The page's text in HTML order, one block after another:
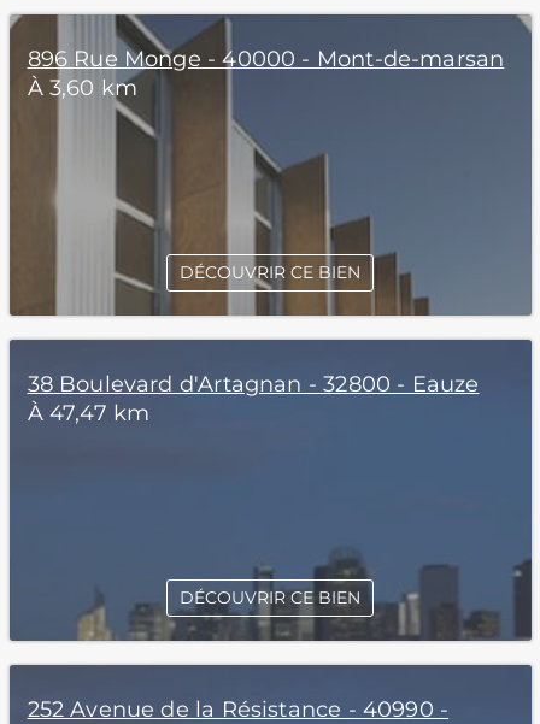
896 Rue Monge - 40000 - Mont-de-marsan
À 3,60 km
DÉCOUVRIR CE BIEN
38 Boulevard d'Artagnan - 32800 - Eauze
À 47,47 km
DÉCOUVRIR CE BIEN
252 Avenue de la Résistance - 40990 -